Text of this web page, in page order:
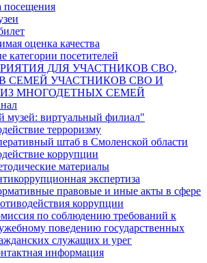
посещения
оценка качества
категории посетителей
ДЛЯ УЧАСТНИКОВ СВО,
СЕМЕЙ УЧАСТНИКОВ СВО И
ИЗ МНОГОДЕТНЫХ СЕМЕЙ
музей: виртуальный филиал"
терроризму
штаб в Смоленской области
коррупции
материалы
экспертиза
правовые и иные акты в сфере
коррупции
по соблюдению требований к
поведению государственных
служащих и урег
информация